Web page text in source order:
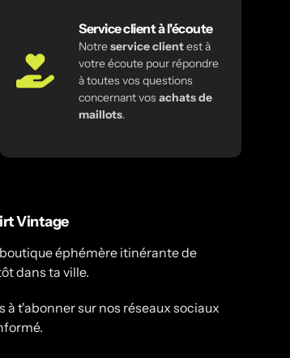
Service client à l'écoute
Notreservice clientest à
votre écoute pour répondre
à toutes vos questions
concernant vosachats de
maillots.
Vintage
éphémère itinérante de
dans ta ville.
à t'abonner sur nos réseaux sociaux